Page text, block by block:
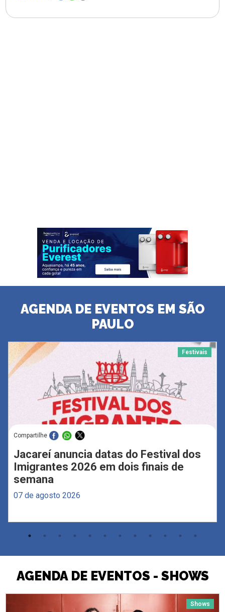
AGENDA DE EVENTOS EM SÃO
PAULO
Festivais
Compartilhe
Jacareí anuncia datas do Festival dos
Imigrantes 2026 em dois finais de
semana
07 de agosto 2026
AGENDA DE EVENTOS - SHOWS
Shows